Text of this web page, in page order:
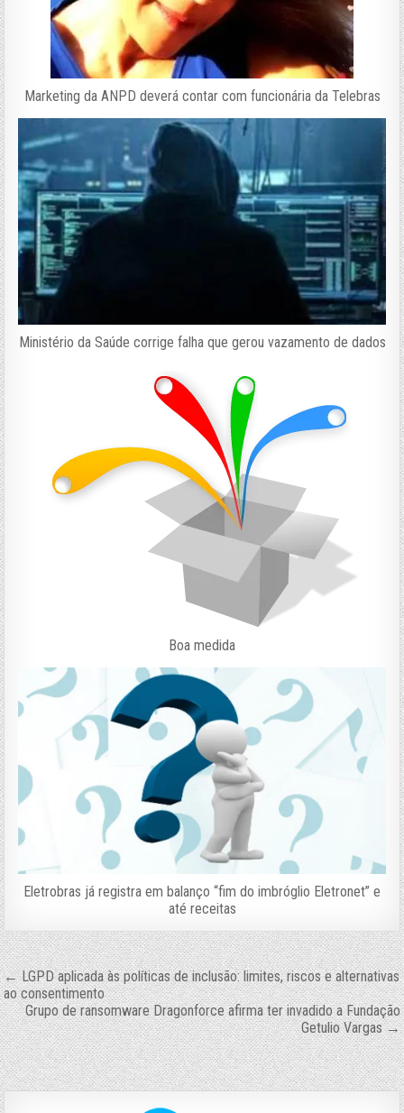
Marketing da ANPD deverá contar com funcionária da Telebras
Ministério da Saúde corrige falha que gerou vazamento de dados
Boa medida
Eletrobras já registra em balanço “fim do imbróglio Eletronet” e
até receitas
Navegação
de
Post
← LGPD aplicada às políticas de inclusão: limites, riscos e alternativas
ao consentimento
Grupo de ransomware Dragonforce afirma ter invadido a Fundação
Getulio Vargas →